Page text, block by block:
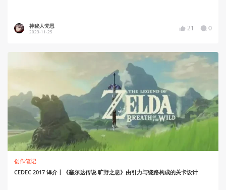
神秘人梵恩
2023-11-25 21 0
创作笔记
CEDEC 2017 译介丨《塞尔达传说 旷野之息》由引力与绕路构成的关卡设计